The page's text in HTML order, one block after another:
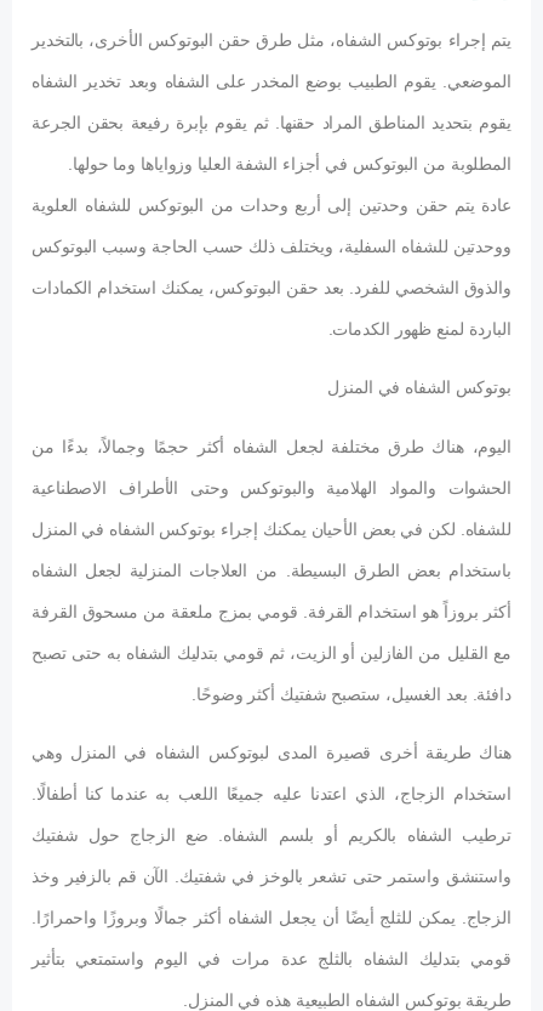
يتم إجراء بوتوكس الشفاه، مثل طرق حقن البوتوكس الأخرى، بالتخدير
الموضعي. يقوم الطبيب بوضع المخدر على الشفاه وبعد تخدير الشفاه
يقوم بتحديد المناطق المراد حقنها. ثم يقوم بإبرة رفيعة بحقن الجرعة
المطلوبة من البوتوكس في أجزاء الشفة العليا وزواياها وما حولها.
عادة يتم حقن وحدتين إلى أربع وحدات من البوتوكس للشفاه العلوية
ووحدتين للشفاه السفلية، ويختلف ذلك حسب الحاجة وسبب البوتوكس
والذوق الشخصي للفرد. بعد حقن البوتوكس، يمكنك استخدام الكمادات
الباردة لمنع ظهور الكدمات.
بوتوكس الشفاه في المنزل
اليوم، هناك طرق مختلفة لجعل الشفاه أكثر حجمًا وجمالاً، بدءًا من
الحشوات والمواد الهلامية والبوتوكس وحتى الأطراف الاصطناعية
للشفاه. لكن في بعض الأحيان يمكنك إجراء بوتوكس الشفاه في المنزل
باستخدام بعض الطرق البسيطة. من العلاجات المنزلية لجعل الشفاه
أكثر بروزاً هو استخدام القرفة. قومي بمزج ملعقة من مسحوق القرفة
مع القليل من الفازلين أو الزيت، ثم قومي بتدليك الشفاه به حتى تصبح
دافئة. بعد الغسيل، ستصبح شفتيك أكثر وضوحًا.
هناك طريقة أخرى قصيرة المدى لبوتوكس الشفاه في المنزل وهي
استخدام الزجاج، الذي اعتدنا عليه جميعًا اللعب به عندما كنا أطفالًا.
ترطيب الشفاه بالكريم أو بلسم الشفاه. ضع الزجاج حول شفتيك
واستنشق واستمر حتى تشعر بالوخز في شفتيك. الآن قم بالزفير وخذ
الزجاج. يمكن للثلج أيضًا أن يجعل الشفاه أكثر جمالًا وبروزًا واحمرارًا.
قومي بتدليك الشفاه بالثلج عدة مرات في اليوم واستمتعي بتأثير
طريقة بوتوكس الشفاه الطبيعية هذه في المنزل.